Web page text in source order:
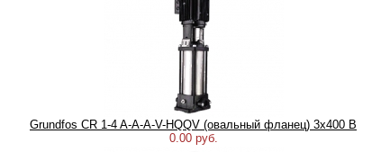
Grundfos CR 1-4 A-A-A-V-HQQV (овальный фланец) 3х400 В
0.00 руб.